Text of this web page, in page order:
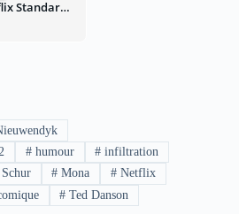
Netflix Standard with Ads
#humour # infiltration
# Mona # Netflix
# Ted Danson